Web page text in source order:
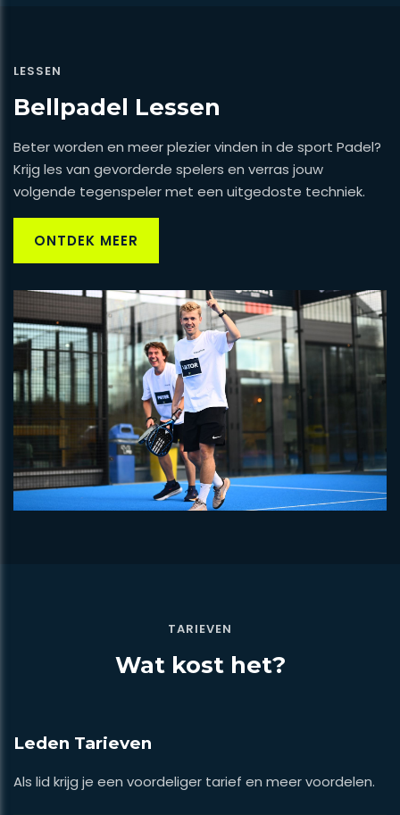
LESSEN
Bellpadel Lessen
Beter worden en meer plezier vinden in de sport Padel?
Krijg les van gevorderde spelers en verras jouw
volgende tegenspeler met een uitgedoste techniek.
ONTDEK MEER
TARIEVEN
Wat kost het?
Leden Tarieven
Als lid krijg je een voordeliger tarief en meer voordelen.